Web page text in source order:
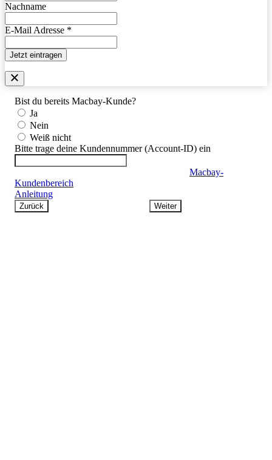
Nachname
E-Mail Adresse *
Jetzt eintragen
Bist du bereits Macbay-Kunde?
Ja
Nein
Weiß nicht
Bitte trage deine Kundennummer (Account-ID) ein
Macbay-
Kundenbereich
Anleitung
Zurück Weiter